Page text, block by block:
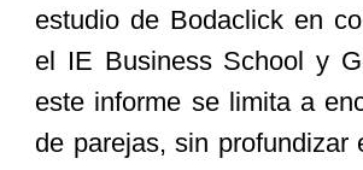
estudio de Bodaclick en
el IE Business School y
este informe se limita a
de parejas, sin profundizar